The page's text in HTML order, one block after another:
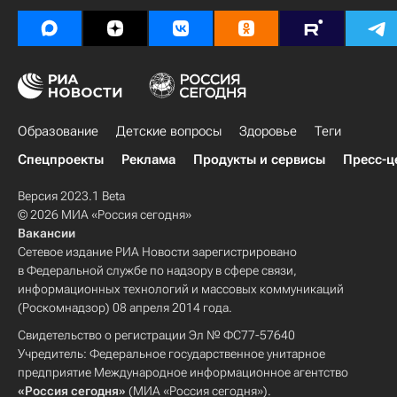
Образование Детские вопросы Здоровье
Теги
Спецпроекты
Реклама Продукты и сервисы Пресс-
Версия 2023.1 Beta
© 2026 МИА «Россия сегодня»
Вакансии
Сетевое издание РИА Новости зарегистрировано
в Федеральной службе по надзору в сфере связи,
информационных технологий и массовых коммуникаций
(Роскомнадзор) 08 апреля 2014 года.
Свидетельство о регистрации Эл № ФС77-57640
Учредитель: Федеральное государственное унитарное
предприятие Международное информационное агентство
«Россия сегодня» (МИА «Россия сегодня»).